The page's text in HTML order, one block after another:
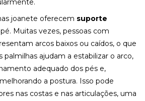
joanete oferecem suporte
Muitas vezes, pessoas com
arcos baixos ou caídos, o que
palmilhas ajudam a estabilizar o arco,
adequado dos pés e,
a postura. Isso pode
nas costas e nas articulações, uma
PARA SEU BEM-ESTAR
ALÍVIO E BEM-ESTAR